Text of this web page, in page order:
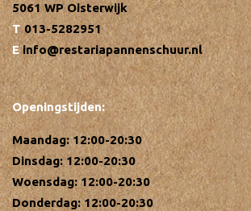
5061 WP Oisterwijk
013-5282951
info@restariapannenschuur.nl
Openingstijden:
Maandag: 12:00-20:30
Dinsdag: 12:00-20:30
Woensdag: 12:00-20:30
Donderdag: 12:00-20:30